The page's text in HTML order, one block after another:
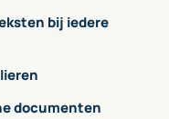
bij iedere
documenten